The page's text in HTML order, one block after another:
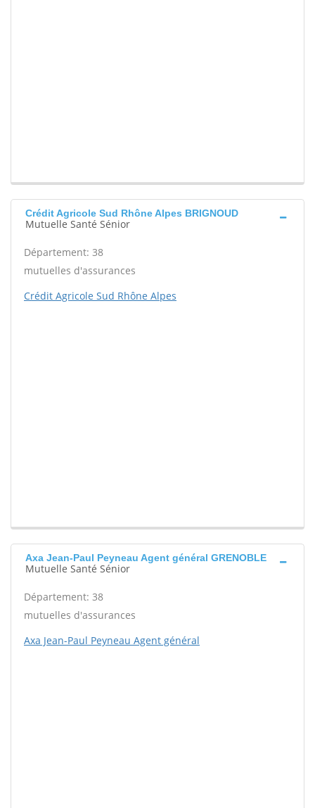
Crédit Agricole Sud Rhône Alpes BRIGNOUD
Mutuelle Santé Sénior
Département: 38
mutuelles d'assurances
Crédit Agricole Sud Rhône Alpes
Axa Jean-Paul Peyneau Agent général GRENOBLE
Mutuelle Santé Sénior
Département: 38
mutuelles d'assurances
Axa Jean-Paul Peyneau Agent général